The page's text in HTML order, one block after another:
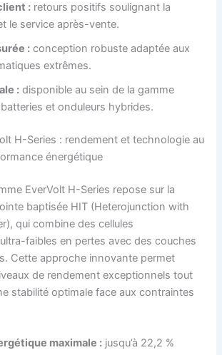
: retours positifs soulignant la
le service après-vente.
: conception robuste adaptée aux
extrêmes.
: disponible au sein de la gamme
et onduleurs hybrides.
H-Series : rendement et technologie au
énergétique
EverVolt H-Series repose sur la
baptisée HIT (Heterojunction with
qui combine des cellules
faibles en pertes avec des couches
Cette approche innovante permet
de rendement exceptionnels tout
stabilité optimale face aux contraintes
maximale : jusqu’à 22,2 %